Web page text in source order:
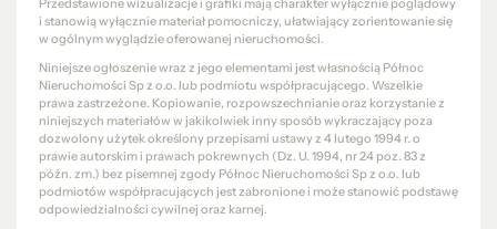
Przedstawione wizualizacje i grafiki mają charakter wyłącznie poglądowy
i stanowią wyłącznie materiał pomocniczy, ułatwiający zorientowanie się
w ogólnym wyglądzie oferowanej nieruchomości.
Niniejsze ogłoszenie wraz z jego elementami jest własnością Północ
Nieruchomości Sp z o.o. lub podmiotu współpracującego. Wszelkie
prawa zastrzeżone. Kopiowanie, rozpowszechnianie oraz korzystanie z
niniejszych materiałów w jakikolwiek inny sposób wykraczający poza
dozwolony użytek określony przepisami ustawy z 4 lutego 1994 r. o
prawie autorskim i prawach pokrewnych (Dz. U. 1994, nr 24 poz. 83 z
późn. zm.) bez pisemnej zgody Północ Nieruchomości Sp z o.o. lub
podmiotów współpracujących jest zabronione i może stanowić podstawę
odpowiedzialności cywilnej oraz karnej.